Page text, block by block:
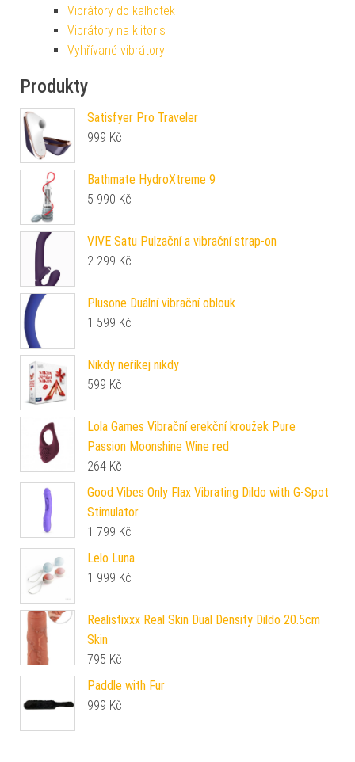
Vibrátory do kalhotek
Vibrátory na klitoris
Vyhřívané vibrátory
Produkty
Satisfyer Pro Traveler
999 Kč
Bathmate HydroXtreme 9
5 990 Kč
VIVE Satu Pulzační a vibrační strap-on
2 299 Kč
Plusone Duální vibrační oblouk
1 599 Kč
Nikdy neříkej nikdy
599 Kč
Lola Games Vibrační erekční kroužek Pure
Passion Moonshine Wine red
264 Kč
Good Vibes Only Flax Vibrating Dildo with G-Spot
Stimulator
1 799 Kč
Lelo Luna
1 999 Kč
Realistixxx Real Skin Dual Density Dildo 20.5cm
Skin
795 Kč
Paddle with Fur
999 Kč